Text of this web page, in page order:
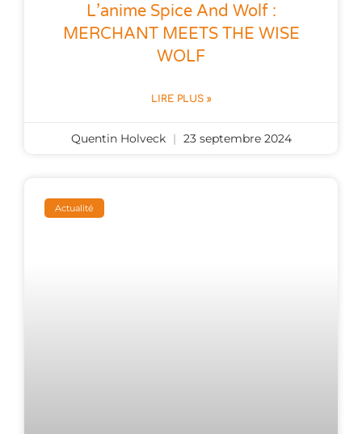
L’anime Spice And Wolf :
MERCHANT MEETS THE WISE
WOLF
LIRE PLUS »
Quentin Holveck 23 septembre 2024
Actualité